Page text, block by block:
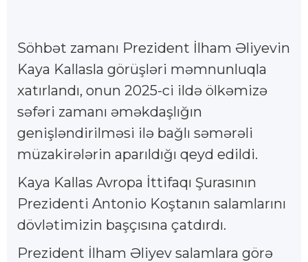
Söhbət zamanı Prezident İlham Əliyevin
Kaya Kallasla görüşləri məmnunluqla
xatırlandı, onun 2025-ci ildə ölkəmizə
səfəri zamanı əməkdaşlığın
genişləndirilməsi ilə bağlı səmərəli
müzakirələrin aparıldığı qeyd edildi.
Kaya Kallas Avropa İttifaqı Şurasının
Prezidenti Antonio Koştanın salamlarını
dövlətimizin başçısına çatdırdı.
Prezident İlham Əliyev salamlara görə